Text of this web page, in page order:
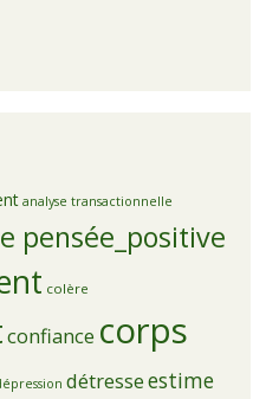
analyse transactionnelle
pensée_positive
colère
confiance corps
détresseestime